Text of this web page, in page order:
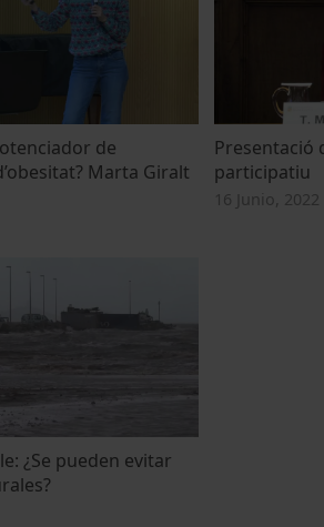
de
Marta Giralt
Presentació
participatiu
16 Junio, 2022
¿Se pueden evitar